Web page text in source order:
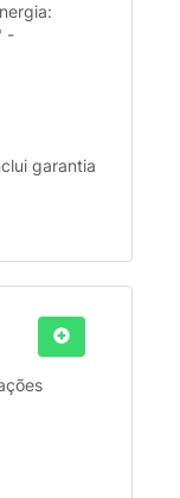
-
garantia